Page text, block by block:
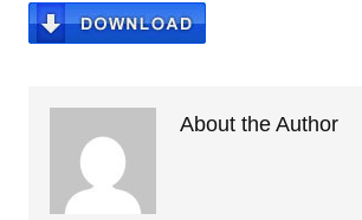
About the Author